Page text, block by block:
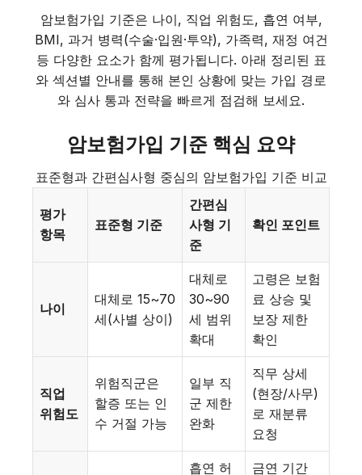
암보험가입 기준은 나이, 직업 위험도, 흡연 여부,
BMI, 과거 병력(수술·입원·투약), 가족력, 재정 여건
등 다양한 요소가 함께 평가됩니다. 아래 정리된 표
와 섹션별 안내를 통해 본인 상황에 맞는 가입 경로
와 심사 통과 전략을 빠르게 점검해 보세요.
암보험가입 기준 핵심 요약
표준형과 간편심사형 중심의 암보험가입 기준 비교
평가
항목
표준형 기준
간편심
사형 기
준
확인 포인트
나이
대체로 15~70
세(사별 상이)
대체로
30~90
세 범위
확대
고령은 보험
료 상승 및
보장 제한
확인
직업
위험도
위험직군은
할증 또는 인
수 거절 가능
일부 직
군 제한
완화
직무 상세
(현장/사무)
로 재분류
요청
흡연 허 금연 기간